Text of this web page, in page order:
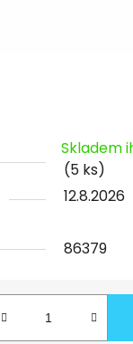
Skladem
(5 ks)
12.8.2026
86379